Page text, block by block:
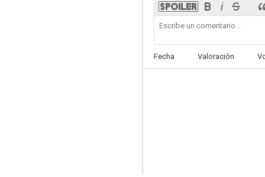
Fecha Valoración